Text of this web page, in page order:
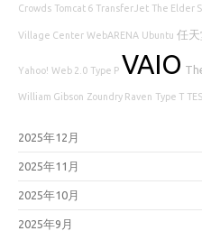
Crowds Tomcat 6 TransferJet The Elder
Village Center WebARENA Ubuntu 任天
Yahoo! Web 2.0 Type P VAIO
William Gibson Zoundry Raven Type T TES
2025年12月
2025年11月
2025年10月
2025年9月